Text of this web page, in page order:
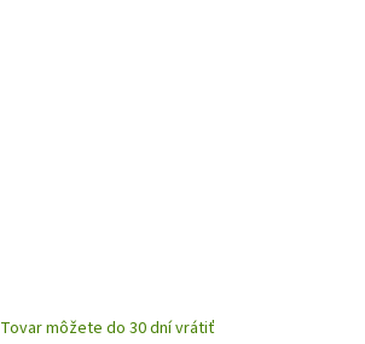
Tovar môžete do 30 dní vrátiť